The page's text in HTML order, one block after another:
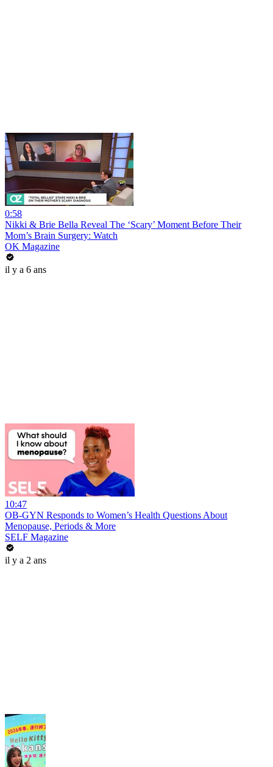
0:58
Nikki & Brie Bella Reveal The ‘Scary’ Moment Before Their
Mom’s Brain Surgery: Watch
OK Magazine
il y a 6 ans
10:47
OB-GYN Responds to Women’s Health Questions About
Menopause, Periods & More
SELF Magazine
il y a 2 ans